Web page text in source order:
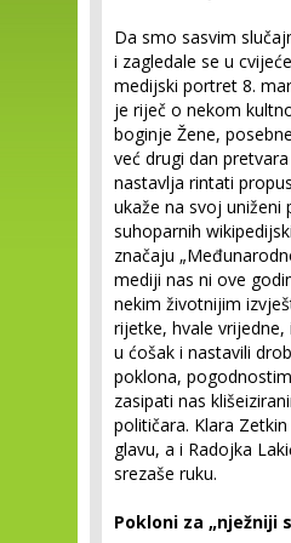
Da smo sasvim
i zagledale se u
medijski portret 8.
je riječ o nekom
boginje Žene,
već drugi dan
nastavlja rintati
ukaže na svoj uniženi
suhoparnih
značaju
mediji nas ni ove
nekim životnijim
rijetke, hvale vrijedne,
u ćošak i nastavili
poklona,
zasipati nas
političara. Klara
glavu, a i Radojka
srezaše ruku.
Pokloni za „nježniji